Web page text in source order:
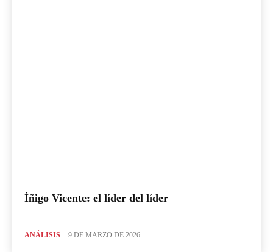
Íñigo Vicente: el líder del líder
ANÁLISIS 9 DE MARZO DE 2026